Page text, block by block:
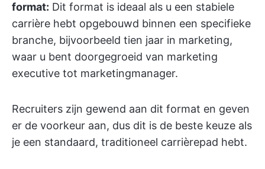
format: Dit format is ideaal als u een stabiele
carrière hebt opgebouwd binnen een specifieke
branche, bijvoorbeeld tien jaar in marketing,
waar u bent doorgegroeid van marketing
executive tot marketingmanager.
Recruiters zijn gewend aan dit format en geven
er de voorkeur aan, dus dit is de beste keuze als
je een standaard, traditioneel carrièrepad hebt.